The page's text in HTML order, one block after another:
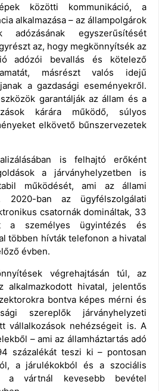
közötti kommunikáció, a
alkalmazása – az állampolgárok
egyszerűsítését
az, hogy megkönnyítsék az
adózói bevallás és kötelező
másrészt valós idejű
a gazdasági eseményekről.
garantálják az állam és a
kárára működő, súlyos
elkövető bűnszervezetek
is felhajtó erőként
a járványhelyzetben is
működését, ami az állami
2020-ban az ügyfélszolgálati
csatornák domináltak, 33
a személyes ügyintézés és
többen hívták telefonon a hivatal
évben.
végrehajtásán túl, az
alkalmazkodott hivatal, jelentős
bontva képes mérni és
szereplők járványhelyzeti
vállalkozások nehézségeit is. A
– ami az államháztartás adó
százalékát teszi ki – pontosan
a járulékokból és a szociális
a vártnál kevesebb bevétel